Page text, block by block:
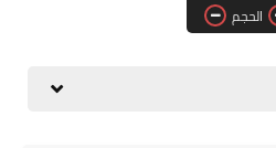
قطع الاراضي
الحجم